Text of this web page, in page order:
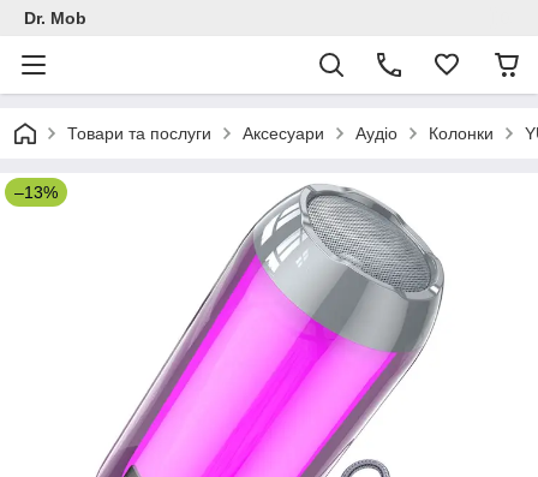
Dr. Mob
Товари та послуги Аксесуари Аудіо Колонки
–13%